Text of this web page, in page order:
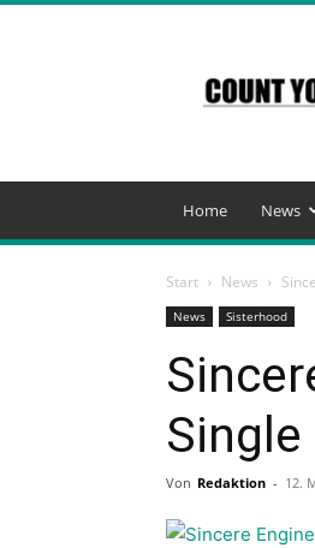
Home News
Start News
News Sisterhood
Single
Von Redaktion - 12.